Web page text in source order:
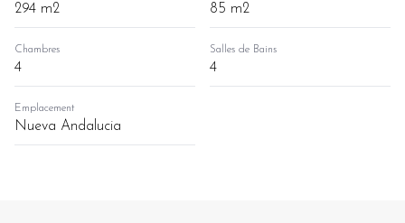
294 m2 85 m2
Chambres
4
Salles de Bains
4
Emplacement
Nueva Andalucia